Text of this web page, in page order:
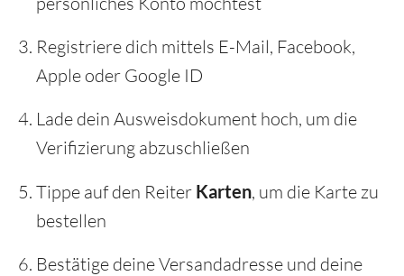
Registriere dich mittels E-Mail, Facebook,
Apple oder Google ID
Lade dein Ausweisdokument hoch, um die
Verifizierung abzuschließen
Tippe auf den Reiter Karten, um die Karte zu
bestellen
Bestätige deine Versandadresse und deine